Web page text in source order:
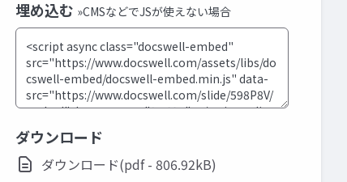
埋め込む »CMSなどでJSが使えない場合
ダウンロード
ダウンロード(pdf - 806.92kB)